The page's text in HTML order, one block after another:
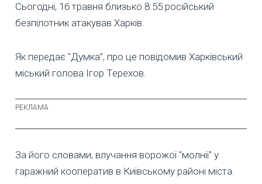
Сьогодні, 16 травня близько 8:55 російський
безпілотник атакував Харків.
Як передає "Думка”, про це повідомив Харківський
міський голова Ігор Терехов.
За його словами, влучання ворожої "молнії" у
гаражний кооператив в Київському районі міста.